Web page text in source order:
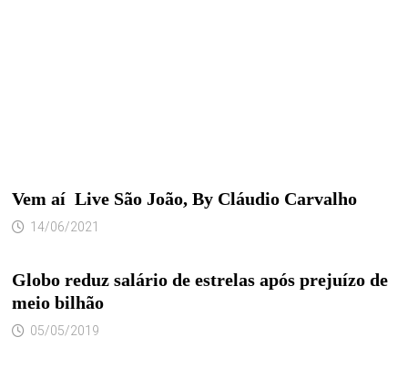
Vem aí Live São João, By Cláudio Carvalho
14/06/2021
Globo reduz salário de estrelas após prejuízo de
meio bilhão
05/05/2019